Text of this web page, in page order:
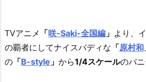
TVアニメ 「咲-Saki-全国編 」 より、
の覇者にしてナイスバディな 「原村和
の 「B-style 」 から1/4スケールのバ